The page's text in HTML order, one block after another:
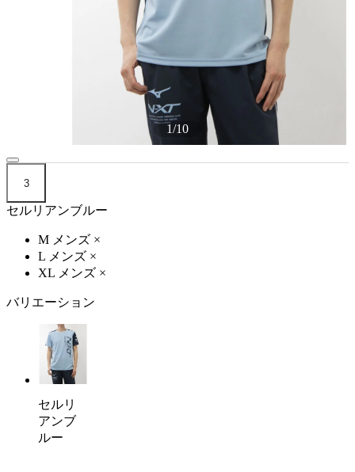
1/10
3
セルリアンブルー
M メンズ ×
L メンズ ×
XL メンズ ×
バリエーション
セルリ
アンブ
ルー